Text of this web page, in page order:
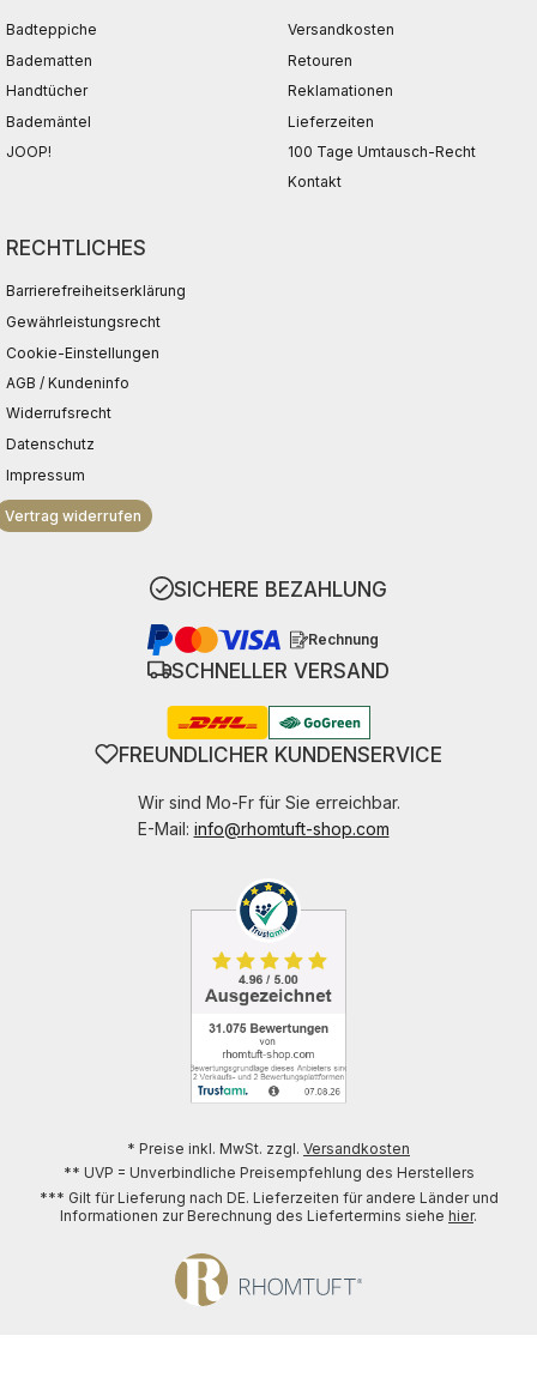
Badteppiche
Badematten
Handtücher
Bademäntel
JOOP!
Versandkosten
Retouren
Reklamationen
Lieferzeiten
100 Tage Umtausch-Recht
Kontakt
RECHTLICHES
Barrierefreiheitserklärung
Gewährleistungsrecht
Cookie-Einstellungen
AGB / Kundeninfo
Widerrufsrecht
Datenschutz
Impressum
Vertrag widerrufen
SICHERE BEZAHLUNG
Rechnung
SCHNELLER VERSAND
FREUNDLICHER KUNDENSERVICE
Wir sind Mo-Fr für Sie erreichbar.
E-Mail: info@rhomtuft-shop.com
* Preise inkl. MwSt. zzgl. Versandkosten
** UVP = Unverbindliche Preisempfehlung des Herstellers
*** Gilt für Lieferung nach DE. Lieferzeiten für andere Länder und
Informationen zur Berechnung des Liefertermins siehe hier.